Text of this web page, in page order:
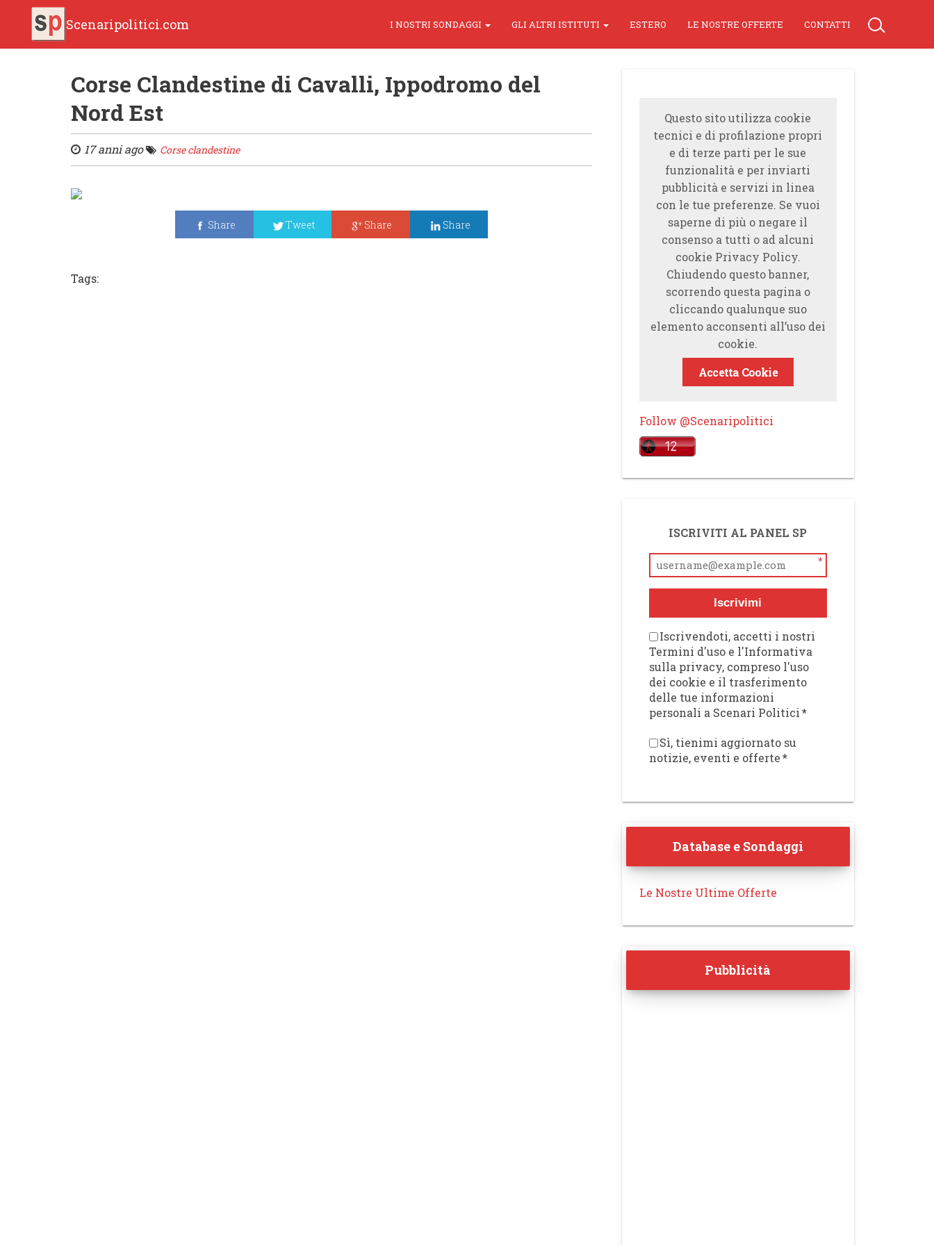
Scenaripolitici.com I NOSTRI SONDAGGI GLI ALTRI ISTITUTI ESTERO LE NOSTRE OFFERTE CONTATTI
Corse Clandestine di Cavalli, Ippodromo del
Nord Est
17 anni ago Corse clandestine
Share Tweet Share Share
Tags:
Questo sito utilizza cookie
tecnici e di profilazione propri
e di terze parti per le sue
funzionalità e per inviarti
pubblicità e servizi in linea
con le tue preferenze. Se vuoi
saperne di più o negare il
consenso a tutti o ad alcuni
cookie Privacy Policy.
Chiudendo questo banner,
scorrendo questa pagina o
cliccando qualunque suo
elemento acconsenti all’uso dei
cookie.
Accetta Cookie
Follow @Scenaripolitici
ISCRIVITI AL PANEL SP
*
Iscrivimi
Iscrivendoti, accetti i nostri
Termini d'uso e l'Informativa
sulla privacy, compreso l'uso
dei cookie e il trasferimento
delle tue informazioni
personali a Scenari Politici*
Sì, tienimi aggiornato su
notizie, eventi e offerte*
Database e Sondaggi
Le Nostre Ultime Offerte
Pubblicità